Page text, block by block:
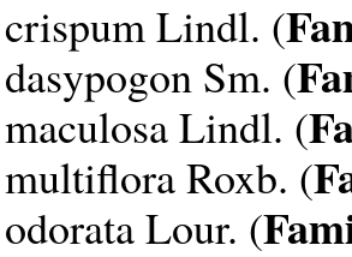
Lindl. (
Sm. (
Lindl. (
Roxb. (
Lour. (